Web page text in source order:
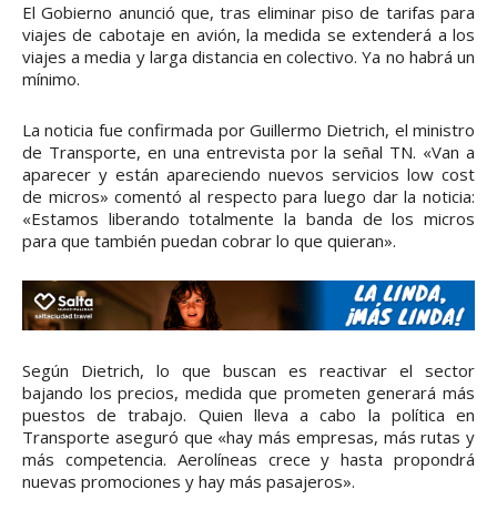
El Gobierno anunció que, tras eliminar piso de tarifas para
viajes de cabotaje en avión, la medida se extenderá a los
viajes a media y larga distancia en colectivo. Ya no habrá un
mínimo.
La noticia fue confirmada por Guillermo Dietrich, el ministro
de Transporte, en una entrevista por la señal TN. «Van a
aparecer y están apareciendo nuevos servicios low cost
de micros» comentó al respecto para luego dar la noticia:
«Estamos liberando totalmente la banda de los micros
para que también puedan cobrar lo que quieran».
Según Dietrich, lo que buscan es reactivar el sector
bajando los precios, medida que prometen generará más
puestos de trabajo. Quien lleva a cabo la política en
Transporte aseguró que «hay más empresas, más rutas y
más competencia. Aerolíneas crece y hasta propondrá
nuevas promociones y hay más pasajeros».